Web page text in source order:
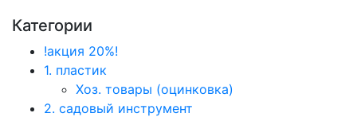
Категории
!акция 20%!
1. пластик
Хоз. товары (оцинковка)
2. садовый инструмент